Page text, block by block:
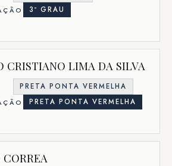
3º GRAU
CRISTIANO LIMA DA SILVA
PRETA PONTA VERMELHA
PRETA PONTA VERMELHA
CORREA